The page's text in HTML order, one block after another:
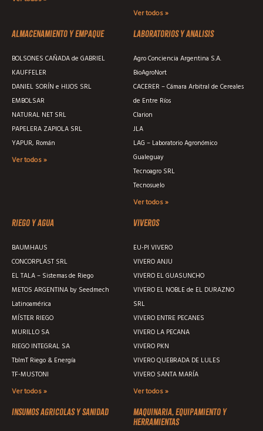
Ver todos »
Almacenamiento y empaque
BOLSONES CAÑADA de GABRIEL
KAUFFELER
DANIEL SORÍN e HIJOS SRL
EMBOLSAR
NATURAL NET SRL
PAPELERA ZAPIOLA SRL
YAPUR, Román
Ver todos »
Laboratorios y analisis
Agro Conciencia Argentina S.A.
BioAgroNort
CACERER – Cámara Arbitral de Cereales
de Entre Ríos
Clarion
JLA
LAG – Laboratorio Agronómico
Gualeguay
Tecnoagro SRL
Tecnosuelo
Ver todos »
Riego y agua
BAUMHAUS
CONCORPLAST SRL
EL TALA – Sistemas de Riego
METOS ARGENTINA by Seedmech
Latinoamérica
MÍSTER RIEGO
MURILLO SA
RIEGO INTEGRAL SA
TblmT Riego & Energía
TF-MUSTONI
Ver todos »
Viveros
EU-PI VIVERO
VIVERO ANJU
VIVERO EL GUASUNCHO
VIVERO EL NOBLE de EL DURAZNO
SRL
VIVERO ENTRE PECANES
VIVERO LA PECANA
VIVERO PKN
VIVERO QUEBRADA DE LULES
VIVERO SANTA MARÍA
Ver todos »
Insumos agricolas y sanidad
Maquinaria, equipamiento y
herramientas